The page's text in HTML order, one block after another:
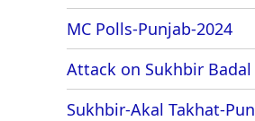
MC Polls-Punjab-2024
Attack on Sukhbir Badal
Sukhbir-Akal Takhat-